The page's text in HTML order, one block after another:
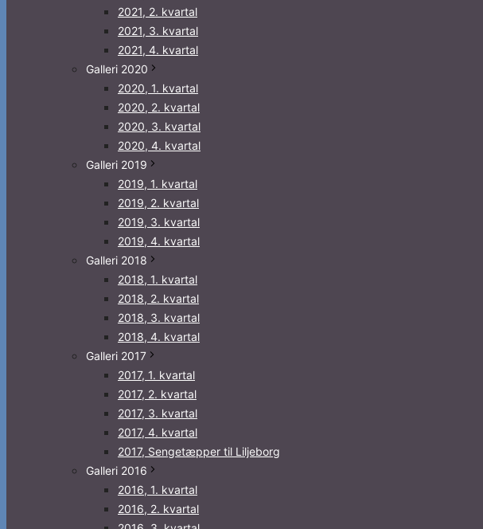
2021, 2. kvartal
2021, 3. kvartal
2021, 4. kvartal
Galleri 2020
2020, 1. kvartal
2020, 2. kvartal
2020, 3. kvartal
2020, 4. kvartal
Galleri 2019
2019, 1. kvartal
2019, 2. kvartal
2019, 3. kvartal
2019, 4. kvartal
Galleri 2018
2018, 1. kvartal
2018, 2. kvartal
2018, 3. kvartal
2018, 4. kvartal
Galleri 2017
2017, 1. kvartal
2017, 2. kvartal
2017, 3. kvartal
2017, 4. kvartal
2017, Sengetæpper til Liljeborg
Galleri 2016
2016, 1. kvartal
2016, 2. kvartal